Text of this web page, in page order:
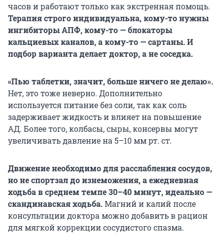
часов и работают только как экстренная помощь.
Терапия строго индивидуальна, кому-то нужны
ингибиторы АПФ, кому-то — блокаторы
кальциевых каналов, а кому-то — сартаны. И
подбор варианта делает доктор, а не соседка.
«Пью таблетки, значит, больше ничего не делаю».
Нет, это тоже неверно. Дополнительно
используется питание без соли, так как соль
задерживает жидкость и влияет на повышение
АД. Более того, колбасы, сыры, консервы могут
увеличивать давление на 5–10 мм рт. ст.
Движение необходимо для расслабления сосудов,
но не спортзал до изнеможения, а ежедневная
ходьба в среднем темпе 30–40 минут, идеально —
скандинавская ходьба.Магний и калий после
консультации доктора можно добавить в рацион
для мягкой коррекции сосудистого спазма.